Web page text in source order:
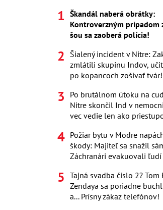
Škandál naberá obrátky:
Kontroverzným prípadom
šou sa zaoberá polícia!
Šialený incident v Nitre:
zmlátili skupinu Indov,
po kopancoch zošívať tvár!
Po brutálnom útoku na
Nitre skončil Ind v
vec vedie len ako
Požiar bytu v Modre
škody: Majiteľ sa snažil
Záchranári evakuovali ľudí
Tajná svadba číslo 2?
Zendaya sa poriadne
a... Prísny zákaz telefónov!